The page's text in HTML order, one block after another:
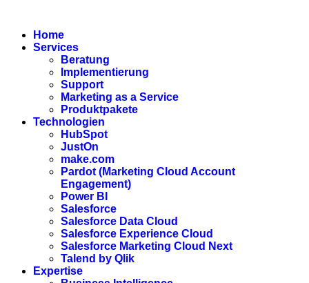
wechseln
Home
Services
Beratung
Implementierung
Support
Marketing as a Service
Produktpakete
Technologien
HubSpot
JustOn
make.com
Pardot (Marketing Cloud Account
Engagement)
Power BI
Salesforce
Salesforce Data Cloud
Salesforce Experience Cloud
Salesforce Marketing Cloud Next
Talend by Qlik
Expertise